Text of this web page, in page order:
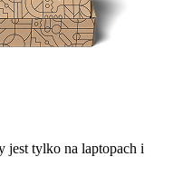
jest tylko na laptopach i